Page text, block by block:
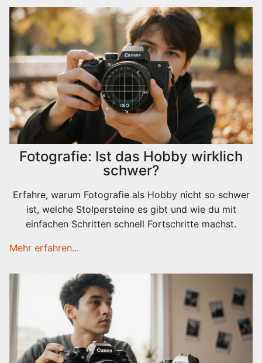
Fotografie: Ist das Hobby wirklich
schwer?
Erfahre, warum Fotografie als Hobby nicht so schwer
ist, welche Stolpersteine es gibt und wie du mit
einfachen Schritten schnell Fortschritte machst.
Mehr erfahren...